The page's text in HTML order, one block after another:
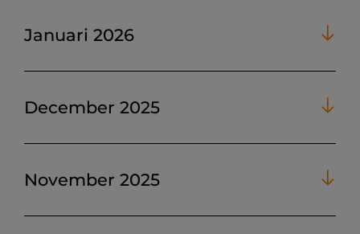
Januari 2026
December 2025
November 2025